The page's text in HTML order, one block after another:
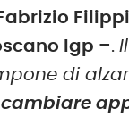
Fabrizio Filippi
Igp –.
di